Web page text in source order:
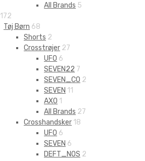
All Brands 5
172
Tøj Børn 68
Shorts 2
Crosstrøjer 27
UFO 6
SEVEN22 7
SEVEN_CO 2
SEVEN 11
AXO 1
All Brands 27
Crosshandsker 18
UFO 6
SEVEN 6
DEFT_NOS 2